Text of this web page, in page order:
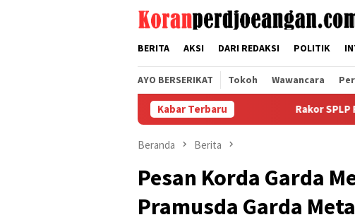
BERITA AKSI DARI REDAKSI POLITIK
AYO BERSERIKAT Tokoh Wawancara
Kabar TerbaruRakor SPLP FSPMI Bekasi
Beranda Berita
Pesan Korda Garda
Pramusda Garda